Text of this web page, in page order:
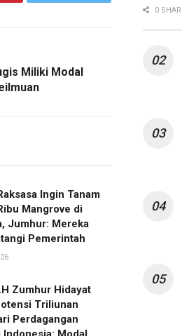
Miliki Modal
Ingin Tanam
Mangrove di
Jumhur: Mereka
Pemerintah
Zumhur Hidayat
Triliunan
Perdagangan
0